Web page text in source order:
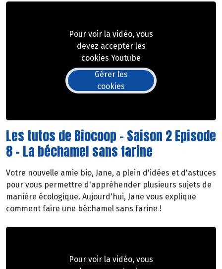
Pour voir la vidéo, vous
devez accepter les
cookies Youtube
Gérer les
cookies
Les tutos de Biocoop - Saison 2 Episode
8 - La béchamel sans farine
Votre nouvelle amie bio, Jane, a plein d'idées et d'astuces
pour vous permettre d'appréhender plusieurs sujets de
manière écologique. Aujourd'hui, Jane vous explique
comment faire une béchamel sans farine !
Pour voir la vidéo, vous